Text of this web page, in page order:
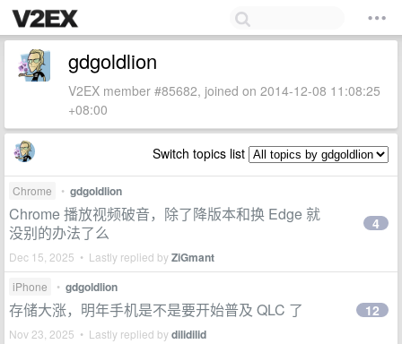
gdgoldlion
V2EX member #85682, joined on 2014-12-08 11:08:25
+08:00
Switch topics list
Chrome • gdgoldlion
Chrome 播放视频破音，除了降版本和换 Edge 就
没别的办法了么
Dec 15, 2025 • Lastly replied byZiGmant
4
iPhone • gdgoldlion
存储大涨，明年手机是不是要开始普及 QLC 了
Nov 23, 2025 • Lastly replied bydilidilid
12